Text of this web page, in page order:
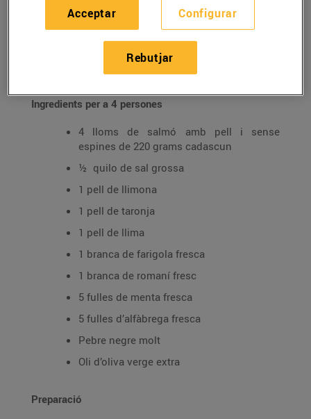
Salmó a la sal amb
cítrics i herbes fresques
Ingredients per a 4 persones
4 lloms de salmó amb pell i sense
espines de 220 grams cadascun
½ quilo de sal grossa
1 pell de llimona
1 pell de taronja
1 pell de llima
1 branca de farigola fresca
1 branca de romaní fresc
5 fulles de menta fresca
5 fulles d’alfàbrega fresca
Pebre negre molt
Oli d’oliva verge extra
Preparació
Configurar
Rebutjar
Acceptar